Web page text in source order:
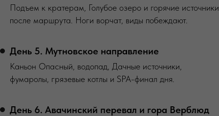
Подъем к кратерам, Голубое озеро и горячие источники
после маршрута. Ноги ворчат, виды побеждают.
День 5. Мутновское направление
Каньон Опасный, водопад, Дачные источники,
фумаролы, грязевые котлы и SPA-финал дня.
День 6. Авачинский перевал и гора Верблюд